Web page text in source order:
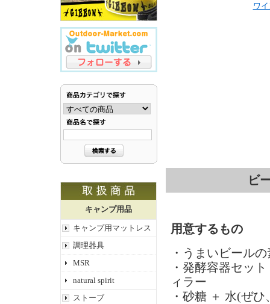
キャンプ用品
キャンプ用マットレス
調理器具
MSR
natural spirit
ストーブ
ワ
ビ
用意するもの
・うまいビール
・発酵容器セッ
ィラー
・砂糖 ＋ 水(ぜ